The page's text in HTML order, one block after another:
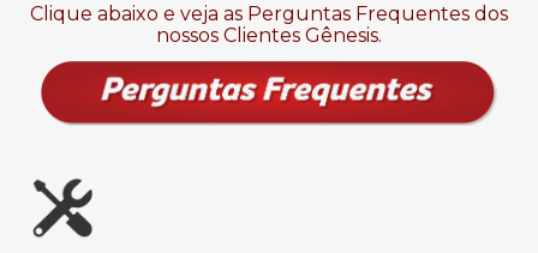
Clique abaixo e veja as Perguntas Frequentes dos
nossos Clientes Gênesis.